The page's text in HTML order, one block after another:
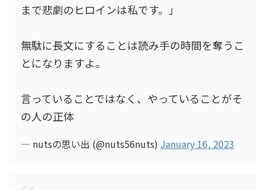
まで悲劇のヒロインは私です。」
無駄に長文にすることは読み手の時間を奪うこ
とになりますよ。
言っていることではなく、やっていることがそ
の人の正体
— nutsの思い出 (@nuts56nuts) January 16, 2023